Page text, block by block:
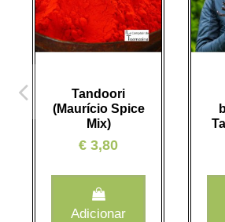
Tandoori
(Maurício Spice
Mix)
€ 3,80
Adicionar